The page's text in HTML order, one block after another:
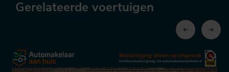
Gerelateerde voertuigen